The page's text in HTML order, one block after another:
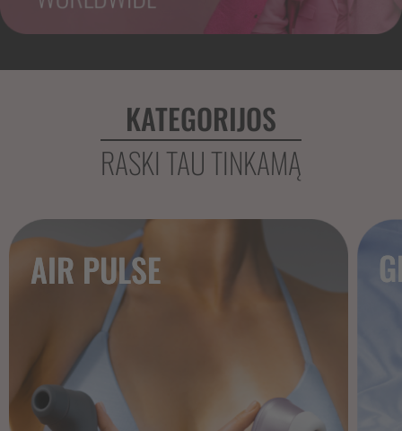
KATEGORIJOS
RASKI TAU TINKAMĄ
AIR PULSE